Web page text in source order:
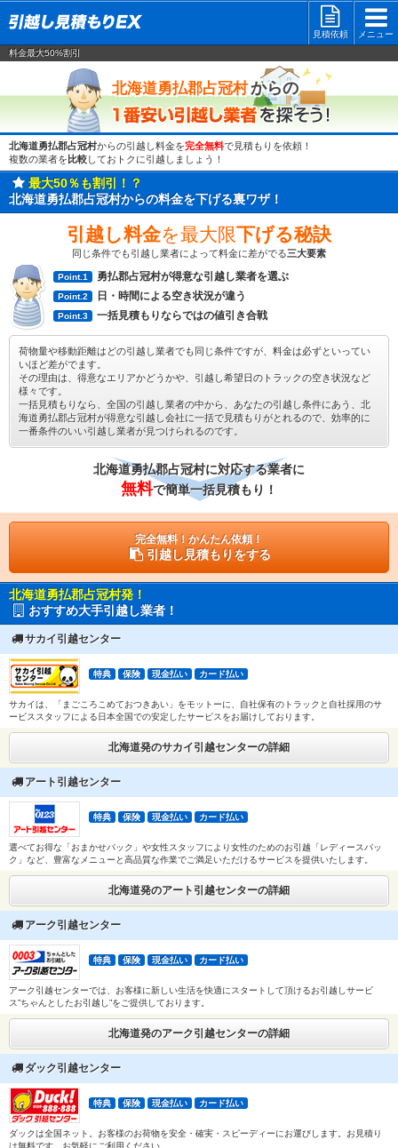
見積依頼
メニュー
料金最大50%割引
北海道勇払郡占冠村からの
北海道勇払郡占冠村からの引越し料金を完全無料で見積もりを依頼！
複数の業者を 比較しておトクに引越しましょう！
最大50％も割引！？
北海道勇払郡占冠村からの料金を下げる裏ワザ！
引越し料金を最大限下げる秘訣
同じ条件でも引越し業者によって料金に差がでる三大要素
Point.1 勇払郡占冠村が得意な引越し業者を選ぶ
Point.2 日・時間による空き状況が違う
Point.3 一括見積もりならではの値引き合戦
荷物量や移動距離はどの引越し業者でも同じ条件ですが、料金は必ずといってい
いほど差がでます。
その理由は、得意なエリアかどうかや、引越し希望日のトラックの空き状況など
様々です。
一括見積もりなら、全国の引越し業者の中から、あなたの引越し条件にあう、北
海道勇払郡占冠村が得意な引越し会社に一括で見積もりがとれるので、効率的に
一番条件のいい引越し業者が見つけられるのです。
北海道勇払郡占冠村に対応する業者に
無料で簡単一括見積もり！
完全無料！かんたん依頼！
引越し見積もりをする
北海道勇払郡占冠村発！
おすすめ大手引越し業者！
サカイ引越センター
特典 保険 現金払い カード払い
サカイは、「まごころこめておつきあい」をモットーに、自社保有のトラックと自社採用のサ
ービススタッフによる日本全国での安定したサービスをお届けしております。
北海道発のサカイ引越センターの詳細
アート引越センター
特典 保険 現金払い カード払い
選べてお得な「おまかせパック」や女性スタッフにより女性のためのお引越「レディースパッ
ク」など、豊富なメニューと高品質な作業でご満足いただけるサービスを提供いたします。
北海道発のアート引越センターの詳細
アーク引越センター
特典 保険 現金払い カード払い
アーク引越センターでは、お客様に新しい生活を快適にスタートして頂けるお引越しサービ
ス”ちゃんとしたお引越し”をご提供しております。
北海道発のアーク引越センターの詳細
ダック引越センター
特典 保険 現金払い カード払い
ダックは全国ネット。お客様のお荷物を安全・確実・スピーディーにお運びします。お見積り
は無料です。お気軽にご利用ください。